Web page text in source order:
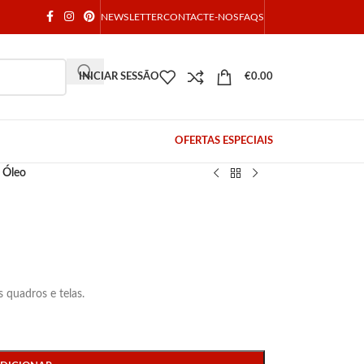
NEWSLETTERCONTACTE-NOSFAQS
INICIAR SESSÃO €0.00
OFERTAS ESPECIAIS
Óleo
quadros e telas.